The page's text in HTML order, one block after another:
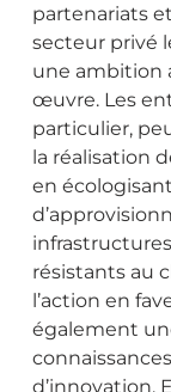
partenariats
secteur privé
une ambition
œuvre. Les
particulier,
la réalisation
en
résistants au
l’action en
également
d’innovation.